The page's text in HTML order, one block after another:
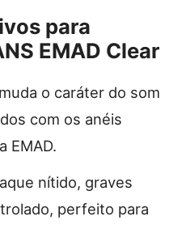
para
EMAD Clear
muda o caráter do som
com os anéis
EMAD.
nítido, graves
perfeito para